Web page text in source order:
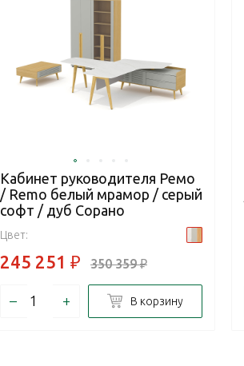
Кабинет руководителя Ремо
/ Remo белый мрамор / серый
софт / дуб Сорано
Цвет:
245 251 ₽ 350 359₽
– + В корзину